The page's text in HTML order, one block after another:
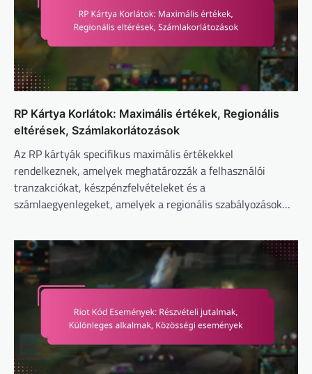
RP Kártya Korlátok: Maximális értékek, Regionális
eltérések, Számlakorlátozások
Az RP kártyák specifikus maximális értékekkel
rendelkeznek, amelyek meghatározzák a felhasználói
tranzakciókat, készpénzfelvételeket és a
számlaegyenlegeket, amelyek a regionális szabályozások…